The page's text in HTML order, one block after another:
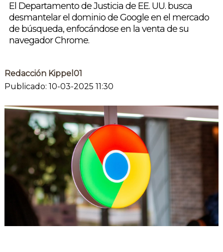
El Departamento de Justicia de EE. UU. busca
desmantelar el dominio de Google en el mercado
de búsqueda, enfocándose en la venta de su
navegador Chrome.
Redacción Kippel01
Publicado: 10-03-2025 11:30